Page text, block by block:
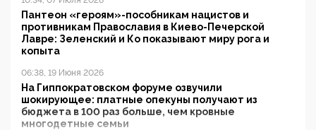
Пантеон «героям»-пособникам нацистов и
противникам Православия в Киево-Печерской
Лавре: Зеленский и Ко показывают миру рога и
копыта
06:38, 19 Июня 2026
На Гиппократовском форуме озвучили
шокирующее: платные опекуны получают из
бюджета в 100 раз больше, чем кровные
многодетные семьи